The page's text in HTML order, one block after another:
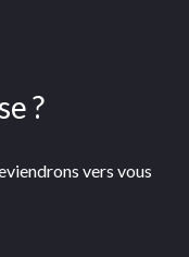
?
vers vous